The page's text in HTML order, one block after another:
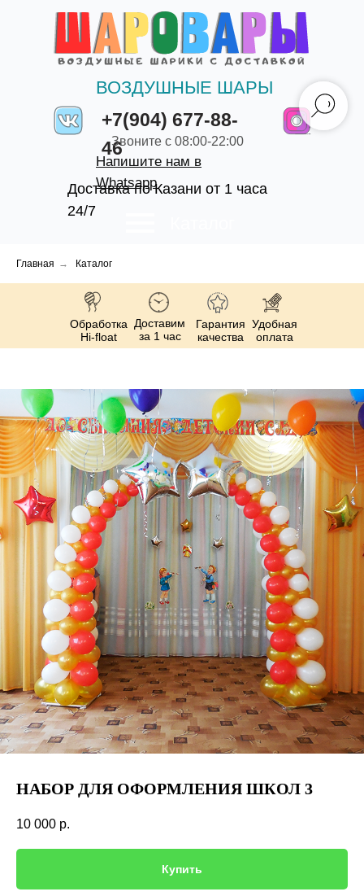
+7(904) 677-88-
46
ВОЗДУШНЫЕ ШАРЫ
Доставка по Казани от 1 часа
24/7
Звоните с 08:00-22:00
Напишите нам в
Whatsapp
Главная → Каталог
Обработка
Hi-float
Доставим
за 1 час
Гарантия
качества
Удобная
оплата
НАБОР ДЛЯ ОФОРМЛЕНИЯ ШКОЛ 3
10 000 р.
Купить